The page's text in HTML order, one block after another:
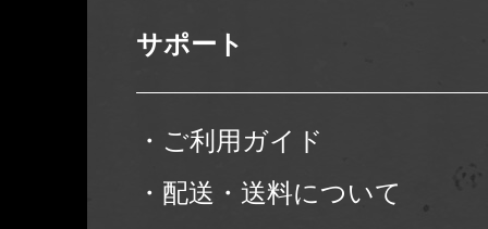
サポート
・ご利用ガイド
・配送・送料について